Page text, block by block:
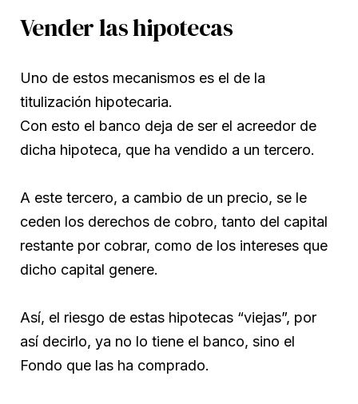
Vender las hipotecas
Uno de estos mecanismos es el de la
titulización hipotecaria.
Con esto el banco deja de ser el acreedor de
dicha hipoteca, que ha vendido a un tercero.
A este tercero, a cambio de un precio, se le
ceden los derechos de cobro, tanto del capital
restante por cobrar, como de los intereses que
dicho capital genere.
Así, el riesgo de estas hipotecas “viejas”, por
así decirlo, ya no lo tiene el banco, sino el
Fondo que las ha comprado.